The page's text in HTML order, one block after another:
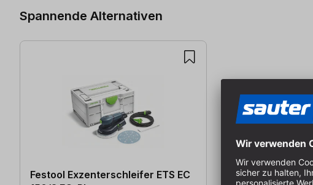
Spannende Alternativen
Festool Exzenterschleifer ETS EC